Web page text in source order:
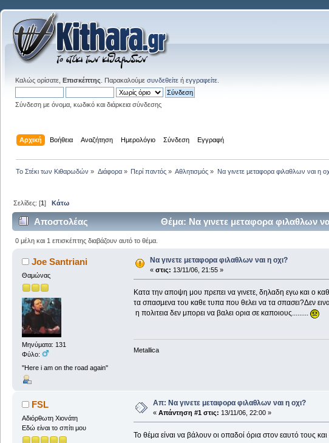
Καλώς ορίσατε, Επισκέπτης . Παρακαλούμε συνδεθείτε ή εγγραφείτε
Σύνδεση με όνομα, κωδικό και διάρκεια σύνδεσης
Αρχική Βοήθεια Αναζήτηση Ημερολόγιο Σύνδεση Εγγραφή
Το Στέκι των Κιθαρωδών » Διάφορα» Περί παντός» Αθλητισμός » Να γινετε μεταφορα φιλαθλων ναι η
Σελίδες: [1]Κάτω
Αποστολέας Θέμα: Να γινετε μεταφορα φιλαθλων
0 μέλη και 1 επισκέπτης διαβάζουν αυτό το θέμα.
Joe Santriani
Θαμώνας
Μηνύματα: 131
Φύλο:
''Here i am on the road again''
Να γινετε μεταφορα φιλαθλων ναι η οχι?
« στις: 13/11/06, 21:55 »
Κατα την αποψη μου πρεπει να γινετε, δηλαδη εγω και ο
τα σπασμενα του καθε τυπα που θελει να τα σπασει?Δεν
η πολιτεια δεν μπορει να βαλει ορια σε καποιους.........
Metallica
FSL
Αδιόρθωτη Xιονάτη
Εδώ είναι το σπίτι μου
Απ: Να γινετε μεταφορα φιλαθλων ναι η οχι?
« Απάντηση #1 στις: 13/11/06, 22:00 »
Το θέμα είναι να βάλουν οι οπαδοί όρια στον εαυτό τους και